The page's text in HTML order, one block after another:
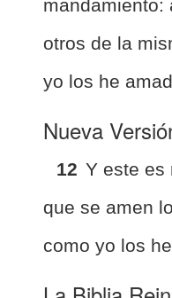
mandamiento:
otros de la
yo los he
Nueva
12 Y este es
que se amen
como yo los